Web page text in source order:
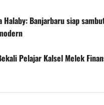
Halaby: Banjarbaru siap
Pelajar Kalsel Melek